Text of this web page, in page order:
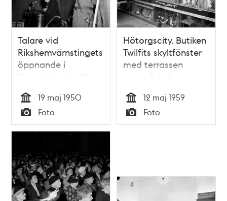
Talare vid
Rikshemvärnstingets
öppnande i
Konserthusets lilla
sal
Tid
19 maj 1950
Typ
Foto
Hötorgscity. Butiken
Twilfits skyltfönster
med terrassen
ovanpå och
Konserthuset i
fonden
Tid
12 maj 1959
Typ
Foto